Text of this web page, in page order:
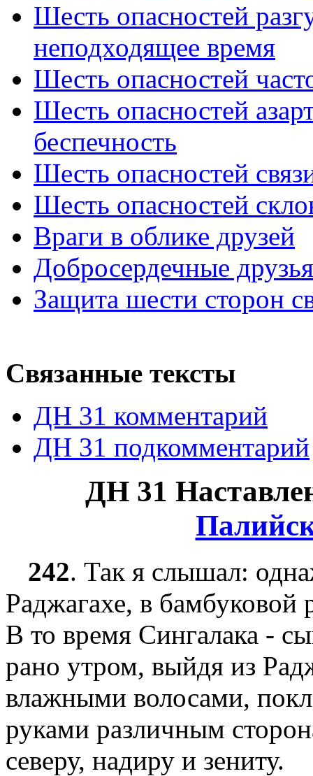
Шесть опасностей
неподходящее время
Шесть опасностей
Шесть опасностей
беспечность
Шесть опасностей
Шесть опасностей
Враги в облике друзей
Добросердечные друзья
Защита шести сторон
Связанные тексты
ДН 31 комментарий
ДН 31 подкомментарий
ДН 31
242. Так я слышал:
Раджагахе, в бамбуковой
В то время Сингалака -
рано утром, выйдя из
влажными волосами,
руками различным
северу, надиру и зениту.